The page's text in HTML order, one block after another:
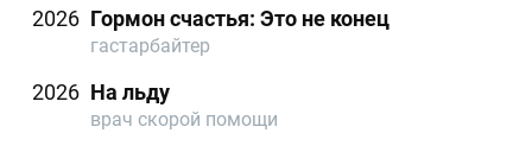
2026 Гормон счастья: Это не конец
гастарбайтер
2026 На льду
врач скорой помощи